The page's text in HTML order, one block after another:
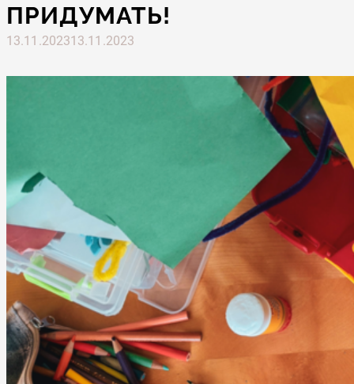
ПРИДУМАТЬ!
13.11.202313.11.2023